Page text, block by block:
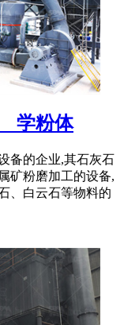
学粉体
备的企业,其石灰石
矿粉磨加工的设备,
、白云石等物料的